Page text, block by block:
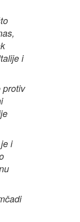
i
protiv
i